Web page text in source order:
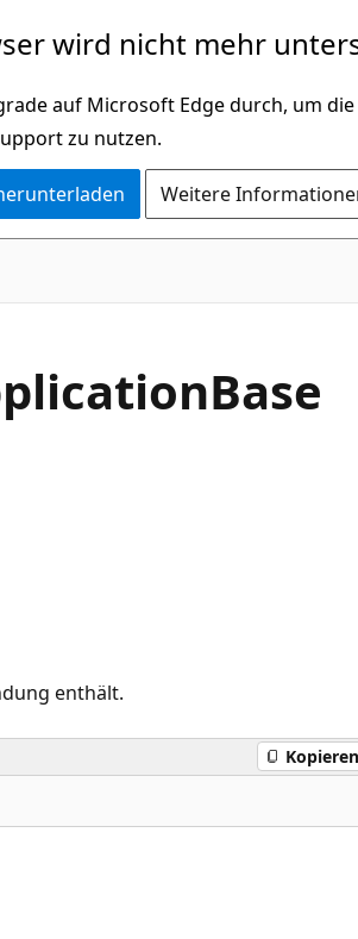
wird nicht mehr
auf Microsoft Edge durch, um
zu nutzen.
Weitere
Base
enthält.
Kopieren